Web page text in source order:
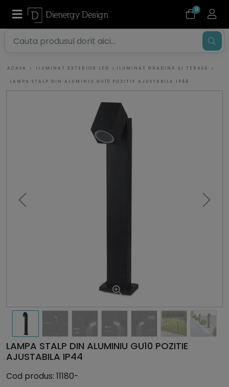
0
ACASA ILUMINAT EXTERIOR LED ILUMINAT GRADINĂ ȘI TERASĂ
LAMPA STALP DIN ALUMINIU GU10 POZITIE AJUSTABILA IP44
LAMPA STALP DIN ALUMINIU GU10 POZITIE
AJUSTABILA IP44
Cod produs: 11180-